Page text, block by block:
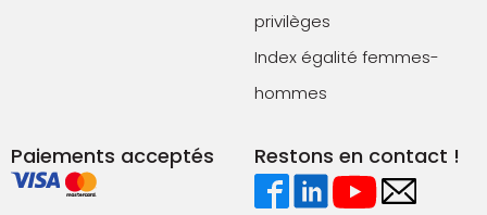
privilèges
Index égalité femmes-
hommes
Paiements acceptés Restons en contact !